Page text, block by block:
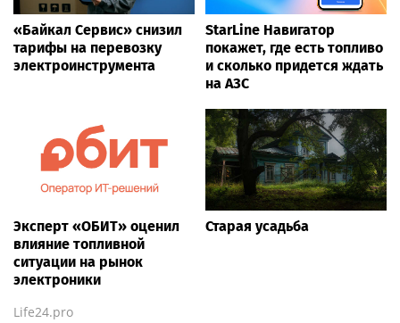
«Байкал Сервис» снизил
тарифы на перевозку
электроинструмента
StarLine Навигатор
покажет, где есть топливо
и сколько придется ждать
на АЗС
Эксперт «ОБИТ» оценил
влияние топливной
ситуации на рынок
электроники
Старая усадьба
Life24.pro